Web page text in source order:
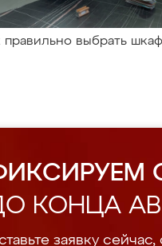
правильно выбрать шкаф
КОНЦА
заявку